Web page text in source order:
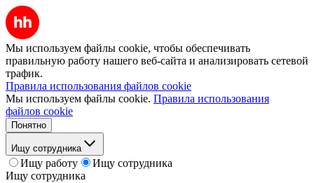
Мы используем файлы cookie, чтобы обеспечивать
правильную работу нашего веб-сайта и анализировать сетевой
трафик.
Правила использования файлов cookie
Мы используем файлы cookie. Правила использования
файлов cookie
Понятно
Ищу сотрудника
Ищу работу
Ищу сотрудника
Ищу сотрудника